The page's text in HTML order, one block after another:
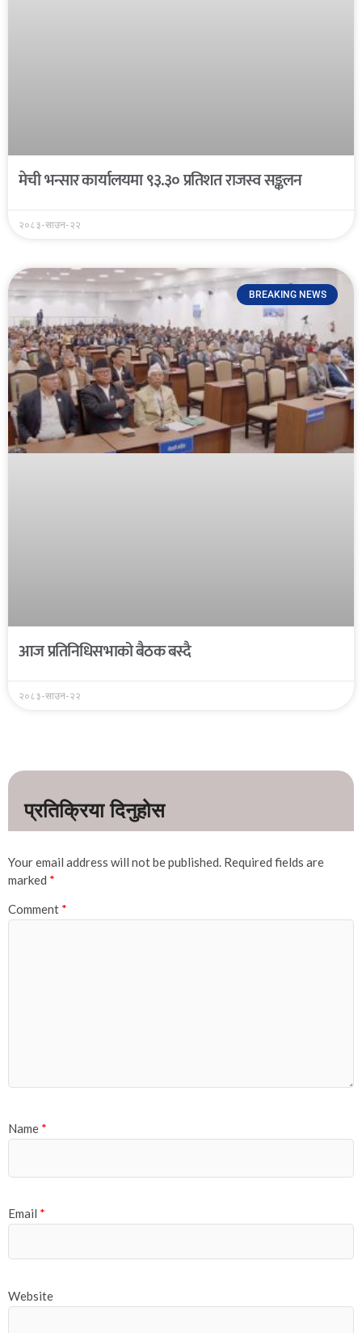
मेची भन्सार कार्यालयमा ९३.३० प्रतिशत राजस्व सङ्कलन
२०८३-साउन-२२
BREAKING NEWS
आज प्रतिनिधिसभाको बैठक बस्दै
२०८३-साउन-२२
Your email address will not be published. Required fields are
marked *
Comment *
Name *
Email *
Website